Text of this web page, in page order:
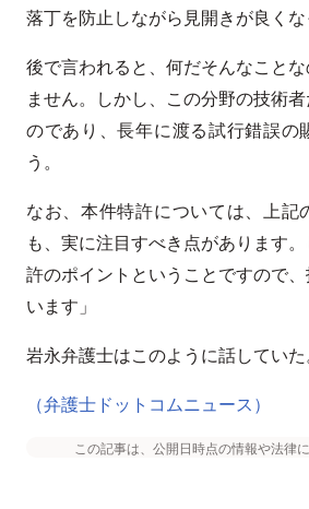
落丁を防止しながら見開きが良くな
後で言われると、何だそんなこと
ません。しかし、この分野の技術
のであり、長年に渡る試行錯誤の
う。
なお、本件特許については、上記
も、実に注目すべき点があります
許のポイントということですので
います」
岩永弁護士はこのように話していた
（弁護士ドットコムニュース）
この記事は、公開日時点の情報や法律